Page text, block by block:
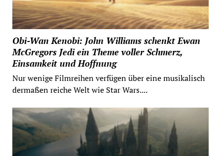
Obi-Wan Kenobi: John Williams schenkt Ewan
McGregors Jedi ein Theme voller Schmerz,
Einsamkeit und Hoffnung
Nur wenige Filmreihen verfügen über eine musikalisch
dermaßen reiche Welt wie Star Wars....